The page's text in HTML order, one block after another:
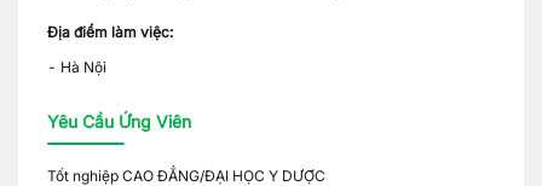
Địa điểm làm việc:
- Hà Nội
Yêu Cầu Ứng Viên
Tốt nghiệp CAO ĐẲNG/ĐẠI HỌC Y DƯỢC